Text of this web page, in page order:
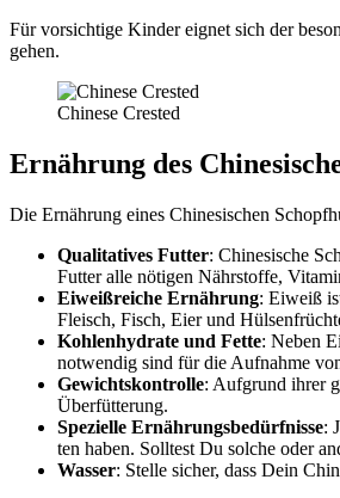
Für vor­sich­ti­ge Kin­der eig­net sich der
gehen.
Chi­ne­se Crested
Ernäh­rung des
Die Ernäh­rung eines Chi­ne­si­schen
Qua­li­ta­ti­ves Fut­ter: Chi­ne­si­sche
Fut­ter alle nöti­gen Nähr­stof­fe,
Eiweiß­rei­che Ernäh­rung: Eiweiß
Fleisch, Fisch, Eier und
Koh­len­hy­dra­te und Fet­te: Neben
not­wen­dig sind für die Auf­nah­me
Gewichts­kon­trol­le: Auf­grund ihrer
Über­füt­te­rung.
Spe­zi­el­le Ernäh­rungs­be­dürf­nis­se:
ten haben. Soll­test Du sol­che oder
Was­ser: Stel­le sicher, dass Dein